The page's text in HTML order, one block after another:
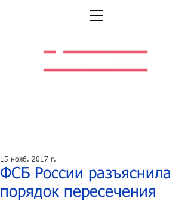
ФСБ России разъяснила
порядок пересечения
15 нояб. 2017 г.